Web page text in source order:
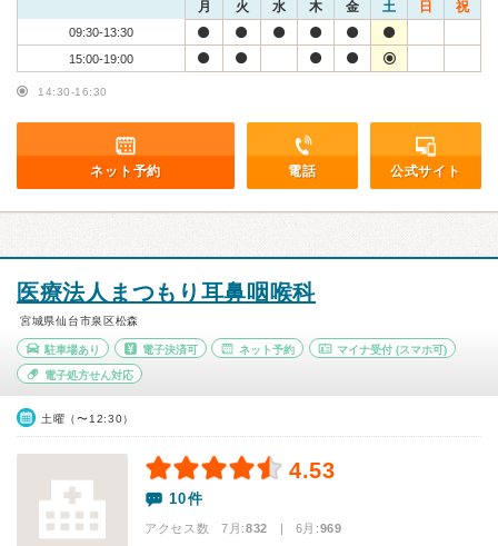
月 火 水 木 金 土 日 祝
09:30-13:30
15:00-19:00
14:30-16:30
ネット予約 電話 公式サイト
医療法人まつもり耳鼻咽喉科
宮城県仙台市泉区松森
駐車場あり 電子決済可 ネット予約 マイナ受付 (スマホ可)
電子処方せん対応
土曜（〜12:30）
4.53
10件
アクセス数 7月:832 | 6月:969